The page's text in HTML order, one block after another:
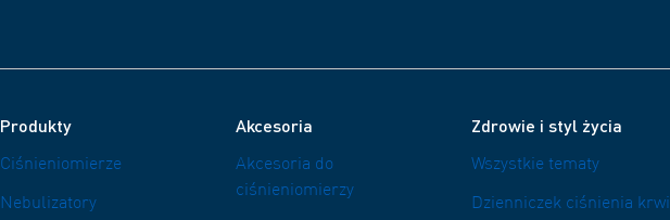
Produkty
Ciśnieniomierze
Nebulizatory
Akcesoria
Akcesoria do
ciśnieniomierzy
Zdrowie i styl życia
Wszystkie tematy
Dzienniczek ciśnienia krwi